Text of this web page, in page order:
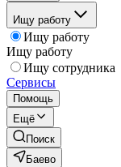
Ищу работу
Ищу работу
Ищу работу
Ищу сотрудника
Сервисы
Помощь
Ещё
Поиск
Баево